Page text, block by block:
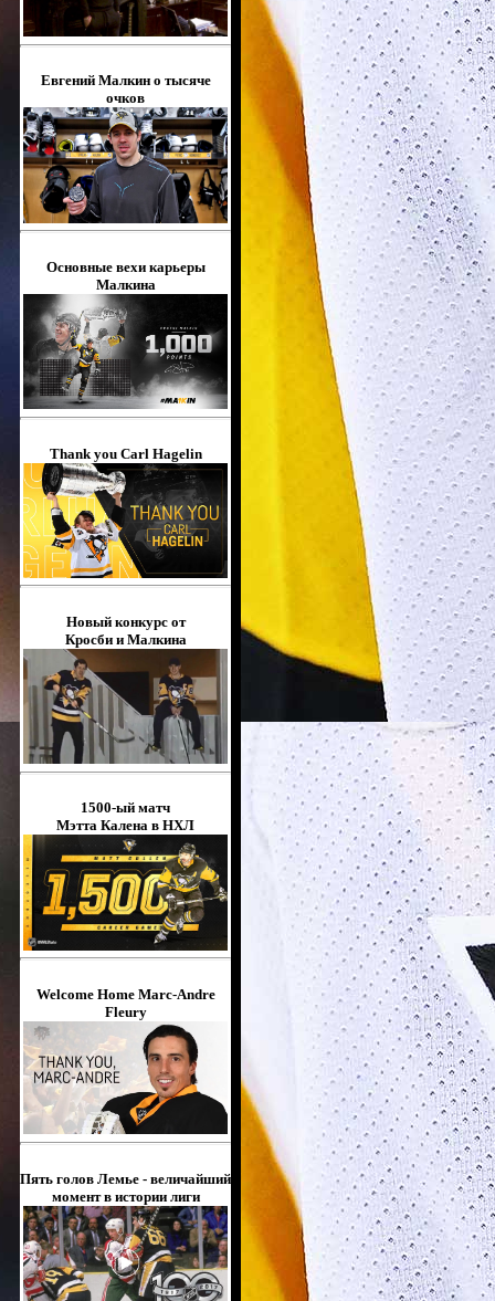
Евгений Малкин о тысяче
очков
Основные вехи карьеры
Малкина
Thank you Carl Hagelin
Новый конкурс от
Кросби и Малкина
1500-ый матч
Мэтта Калена в НХЛ
Welcome Home Marc-Andre
Fleury
Пять голов Лемье - величайший
момент в истории лиги